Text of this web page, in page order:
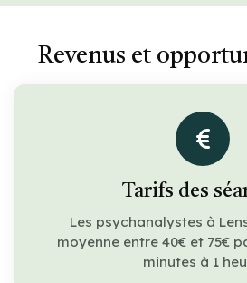
Revenus et
Tarifs des
Les psychanalystes à
moyenne entre 40€ et 75€
minutes à 1